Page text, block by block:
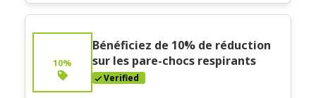
Deal Stats
Expires:
10%
Bénéficiez de 10% de réduction
sur les pare-chocs respirants
Verified